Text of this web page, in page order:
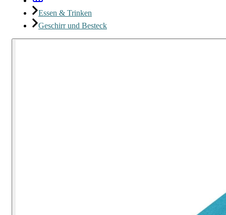
Essen & Trinken
Geschirr und Besteck